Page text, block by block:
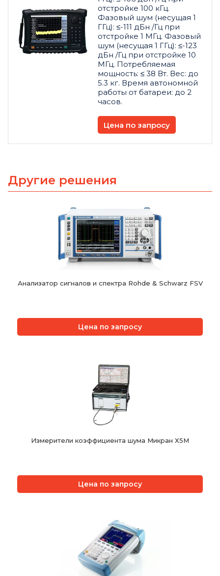
отстройке 100 кГц.
Фазовый шум (несущая 1
ГГц): ≤-111 дБн /Гц при
отстройке 1 МГц. Фазовый
шум (несущая 1 ГГц): ≤-123
дБн /Гц при отстройке 10
МГц. Потребляемая
мощность: ≤ 38 Вт. Вес: до
5.3 кг. Время автономной
работы от батареи: до 2
часов.
Цена по запросу
Другие решения
Анализатор сигналов и спектра Rohde & Schwarz FSV
Цена по запросу
Измерители коэффициента шума Микран Х5М
Цена по запросу